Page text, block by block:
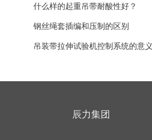
什么样的起重吊带耐酸性好？
钢丝绳套插编和压制的区别
吊装带拉伸试验机控制系统的意义
辰力集团